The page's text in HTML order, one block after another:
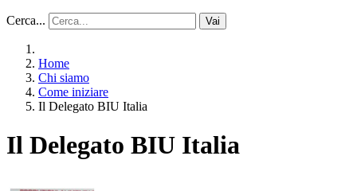
Cerca... Vai
Home
Chi siamo
Come iniziare
Il Delegato BIU Italia
Il Delegato BIU Italia